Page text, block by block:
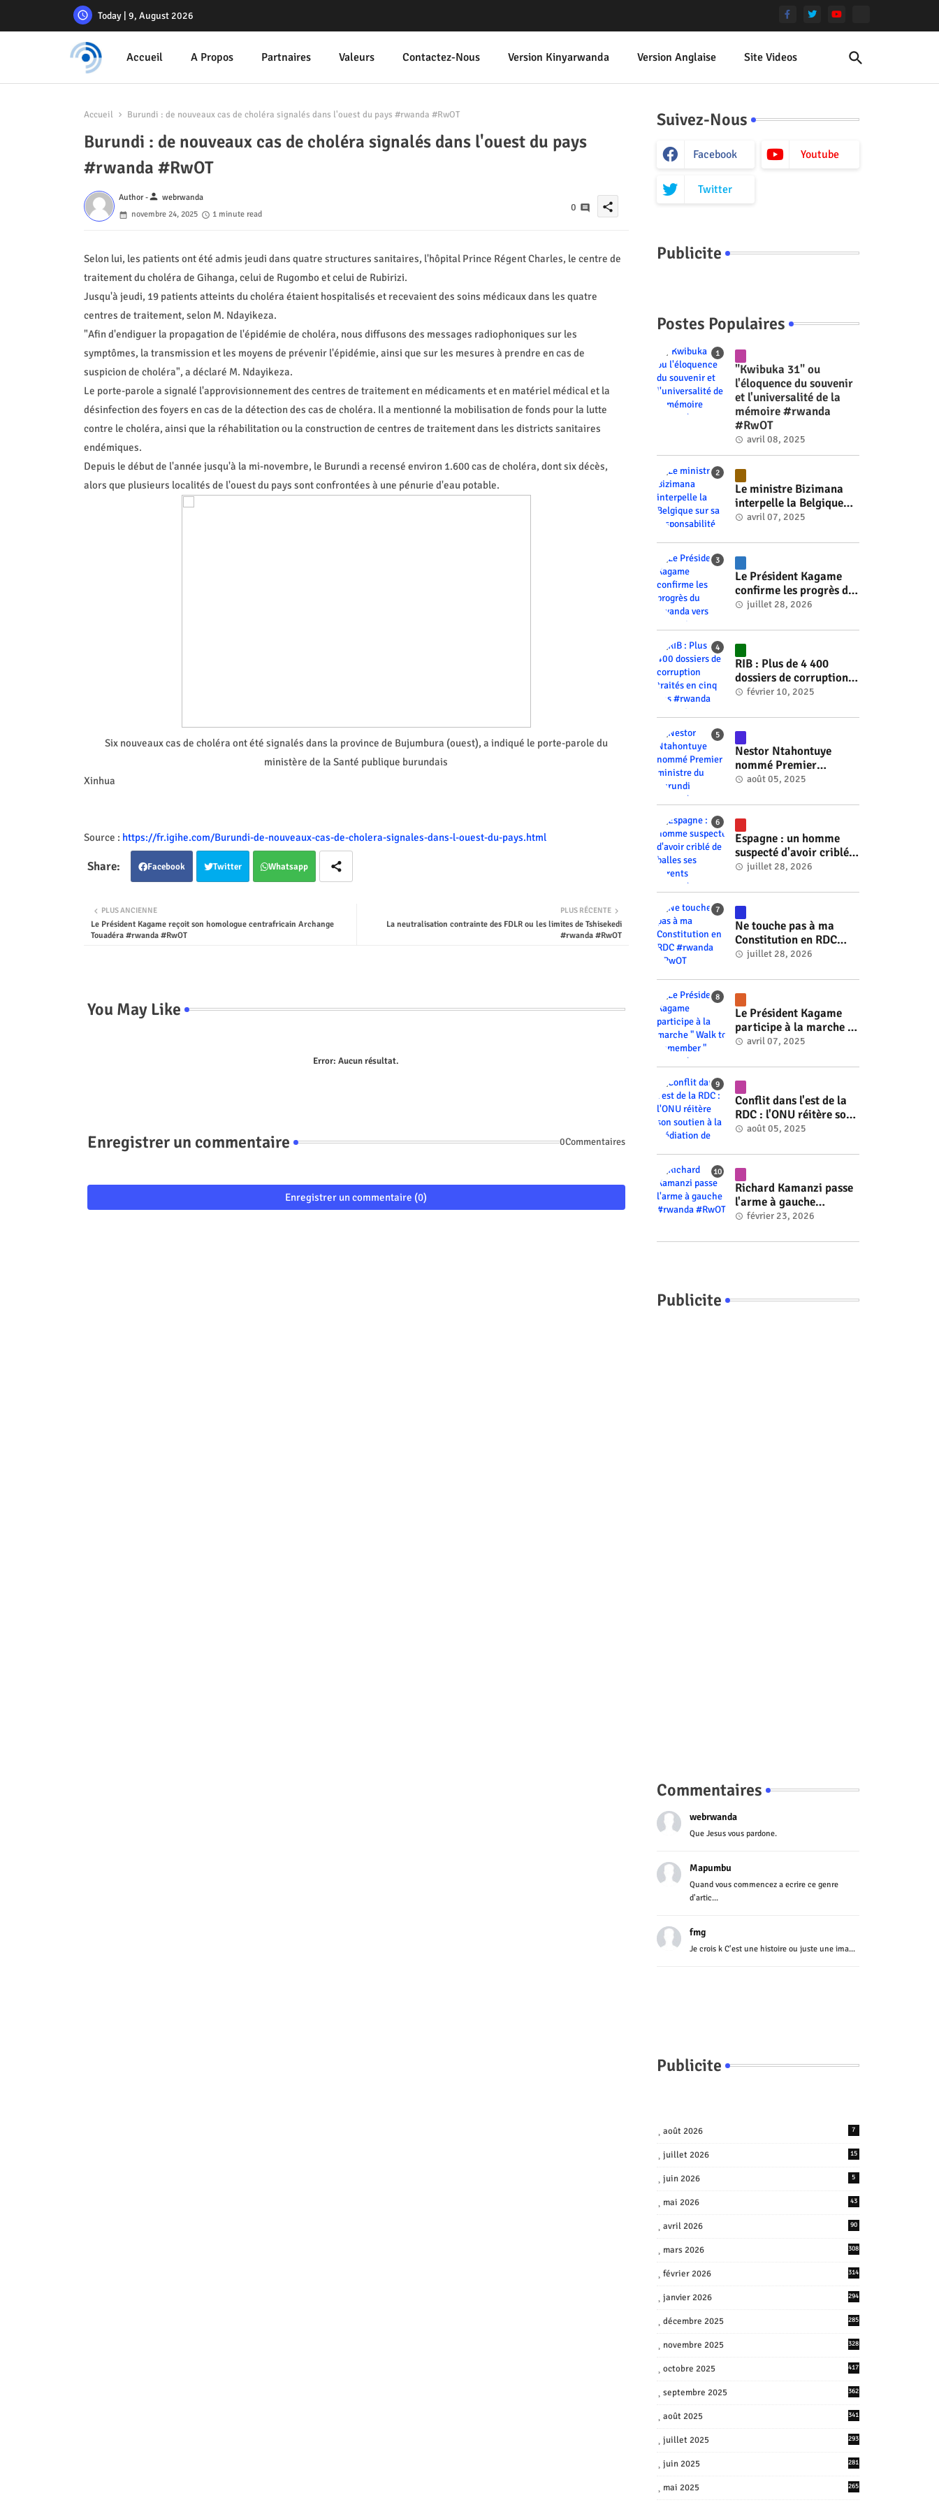
Today | 9, August 2026
Accueil A Propos Partnaires Valeurs Contactez-Nous Version Kinyarwanda Version Anglaise Site Videos
Accueil Burundi : de nouveaux cas de choléra signalés dans l'ouest du pays #rwanda #RwOT
Burundi : de nouveaux cas de choléra signalés dans l'ouest du pays
#rwanda #RwOT
Author -person webrwanda
novembre 24, 2025
1 minute read
0 share
Selon lui, les patients ont été admis jeudi dans quatre structures sanitaires, l'hôpital Prince Régent Charles, le centre de
traitement du choléra de Gihanga, celui de Rugombo et celui de Rubirizi.
Jusqu'à jeudi, 19 patients atteints du choléra étaient hospitalisés et recevaient des soins médicaux dans les quatre
centres de traitement, selon M. Ndayikeza.
"Afin d'endiguer la propagation de l'épidémie de choléra, nous diffusons des messages radiophoniques sur les
symptômes, la transmission et les moyens de prévenir l'épidémie, ainsi que sur les mesures à prendre en cas de
suspicion de choléra", a déclaré M. Ndayikeza.
Le porte-parole a signalé l'approvisionnement des centres de traitement en médicaments et en matériel médical et la
désinfection des foyers en cas de la détection des cas de choléra. Il a mentionné la mobilisation de fonds pour la lutte
contre le choléra, ainsi que la réhabilitation ou la construction de centres de traitement dans les districts sanitaires
endémiques.
Depuis le début de l'année jusqu'à la mi-novembre, le Burundi a recensé environ 1.600 cas de choléra, dont six décès,
alors que plusieurs localités de l'ouest du pays sont confrontées à une pénurie d'eau potable.
Six nouveaux cas de choléra ont été signalés dans la province de Bujumbura (ouest), a indiqué le porte-parole du
ministère de la Santé publique burundais
Xinhua
Source : https://fr.igihe.com/Burundi-de-nouveaux-cas-de-cholera-signales-dans-l-ouest-du-pays.html
Facebook Twitter Whatsapp
PLUS RÉCENTE
La neutralisation contrainte des FDLR ou les limites de Tshisekedi
#rwanda #RwOT
PLUS ANCIENNE
Le Président Kagame reçoit son homologue centrafricain Archange
Touadéra #rwanda #RwOT
You May Like
Error: Aucun résultat.
Enregistrer un commentaire 0Commentaires
Enregistrer un commentaire (0)
Suivez-Nous
Facebook Youtube
Twitter
Publicite
Postes Populaires
"Kwibuka 31" ou
l'éloquence du souvenir
et l'universalité de la
mémoire #rwanda
#RwOT
avril 08, 2025
Le ministre Bizimana
interpelle la Belgique
sur sa responsabilité
génocide #rwanda
#RwOT
avril 07, 2025
Le Président Kagame
confirme les progrès du
Rwanda vers l'énergie
2030 #rwanda #RwOT
juillet 28, 2026
RIB : Plus de 4 400
dossiers de corruption
traités en cinq ans
février 10, 2025
Nestor Ntahontuye
nommé Premier
ministre du Burundi
août 05, 2025
Espagne : un homme
suspecté d'avoir criblé
de balles ses parents
juillet 28, 2026
Ne touche pas à ma
Constitution en RDC
#rwanda #RwOT
juillet 28, 2026
Le Président Kagame
participe à la marche "
Walk to Remember "
avril 07, 2025
Conflit dans l'est de la
RDC : l'ONU réitère son
soutien à la médiation
#rwanda #RwOT
août 05, 2025
Richard Kamanzi passe
l'arme à gauche
#rwanda #RwOT
février 23, 2026
Publicite
Commentaires
webrwanda
Que Jesus vous pardone.
Mapumbu
Quand vous commencez a ecrire ce genre
d'artic...
fmg
Je crois k C'est une histoire ou juste une ima...
Publicite
août 2026 7
juillet 2026 15
juin 2026 5
mai 2026 43
avril 2026 90
mars 2026 308
février 2026 314
janvier 2026 294
décembre 2025 285
novembre 2025 328
octobre 2025 417
septembre 2025 362
août 2025 341
juillet 2025 293
juin 2025 281
mai 2025 265